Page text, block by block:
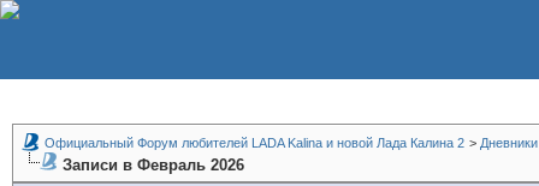
Официальный Форум любителей LADA Kalina и новой Лада Калина 2 > Дневники
Записи в Февраль 2026